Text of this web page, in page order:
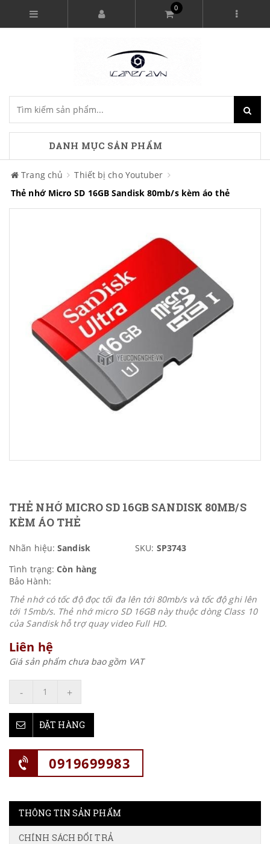
0
DANH MỤC SẢN PHẨM
Trang chủ
Thiết bị cho Youtuber
Thẻ nhớ Micro SD 16GB Sandisk 80mb/s kèm áo thẻ
THẺ NHỚ MICRO SD 16GB SANDISK 80MB/S
KÈM ÁO THẺ
Nhãn hiệu: Sandisk SKU: SP3743
Tình trạng: Còn hàng
Bảo Hành:
Thẻ nhớ có tốc độ đọc tối đa lên tới 80mb/s và tốc độ ghi lên
tới 15mb/s. Thẻ nhớ micro SD 16GB này thuộc dòng Class 10
của Sandisk hỗ trợ quay video Full HD.
Liên hệ
Giá sản phẩm chưa bao gồm VAT
- +
ĐẶT HÀNG
0919699983
THÔNG TIN SẢN PHẨM
CHÍNH SÁCH ĐỔI TRẢ